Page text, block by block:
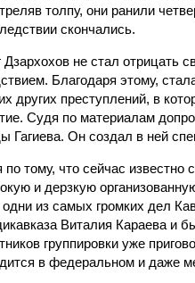
толпу, они ранили
скончались.
Дзархохов не стал отрицать
Благодаря этому,
других преступлений, в
Судя по материалам
Гагиева. Он создал в ней
тому, что сейчас известно
и дерзкую
одни из самых громких дел
Виталия Караева и
группировки уже
в федеральном и даже